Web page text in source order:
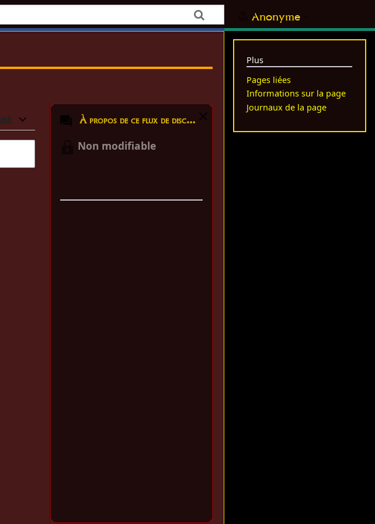
Anonyme
À propos de ce flux de discussion
Non modifiable
Plus
Pages liées
Informations sur la page
Journaux de la page